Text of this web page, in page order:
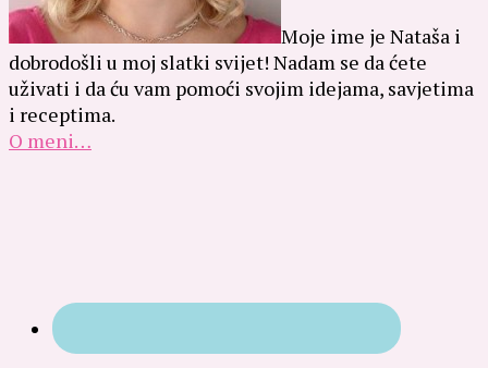
Moje ime je Nataša i
dobrodošli u moj slatki svijet! Nadam se da ćete
uživati i da ću vam pomoći svojim idejama, savjetima
i receptima.
O meni…